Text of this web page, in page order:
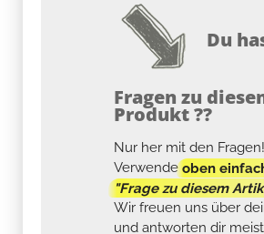
Du
Fragen zu
Produkt ??
Nur her mit den
Verwendeoben
"Frage zu diesem
Wir freuen uns über
und antworten dir